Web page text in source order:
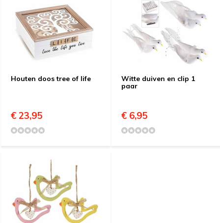
Houten doos tree of life
€ 23,95
Witte duiven en clip 1
paar
€ 6,95